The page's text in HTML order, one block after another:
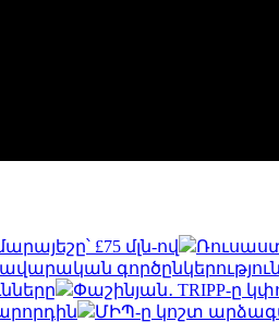
£75 մլն-ով
Փաշինյան․ TRIPP-ը
ՄԻՊ-ը կոշտ